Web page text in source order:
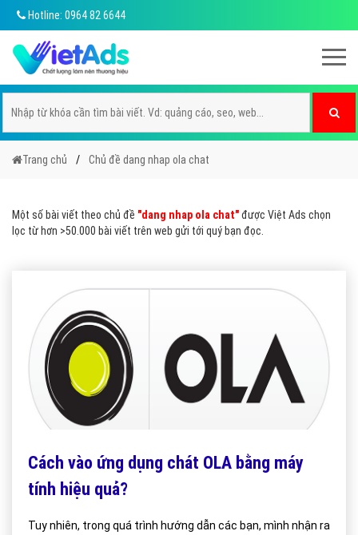
Hotline: 0964 82 6644
Trang chủ Chủ đề dang nhap ola chat
Một số bài viết theo chủ đề "dang nhap ola chat"được Việt Ads chọn
lọc từ hơn >50.000 bài viết trên web gửi tới quý bạn đọc.
Cách vào ứng dụng chát OLA bằng máy
tính hiệu quả?
Tuy nhiên, trong quá trình hướng dẫn các bạn, mình nhận ra